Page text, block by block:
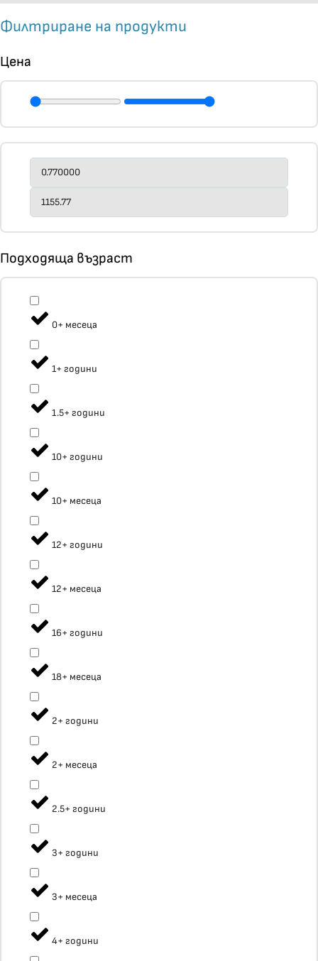
Филтриране на продукти
Цена
Подходяща възраст
0+ месеца
1+ години
1.5+ години
10+ години
10+ месеца
12+ години
12+ месеца
16+ години
18+ месеца
2+ години
2+ месеца
2.5+ години
3+ години
3+ месеца
4+ години